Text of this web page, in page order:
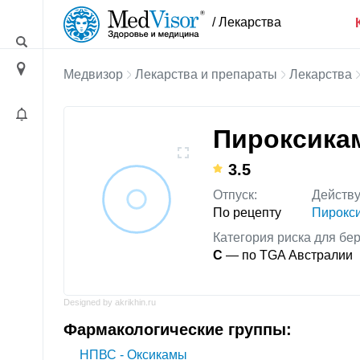
/ Лекарства
Медвизор Лекарства и препараты Лекарства
3.5
Отпуск:
По рецепту
Категория риска для
C — по TGA Австралии
Designed by akrikhin.ru
Фармакологические группы:
НПВС - Оксикамы